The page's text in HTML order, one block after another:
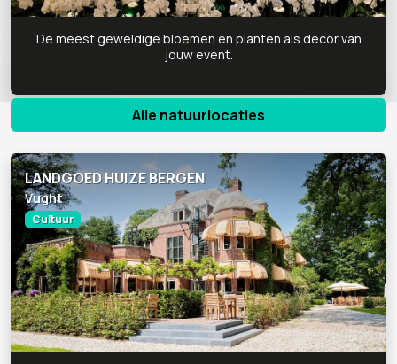
De meest geweldige bloemen en planten als decor van
jouw event.
Alle natuurlocaties
LANDGOED HUIZE BERGEN
Vught
Cultuur